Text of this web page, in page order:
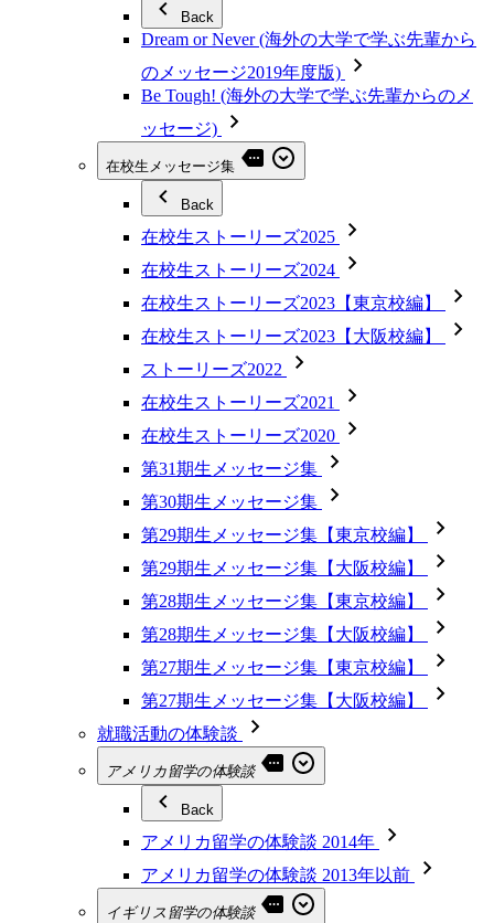
Back
Dream or Never (海外の大学で学ぶ先輩から
のメッセージ2019年度版)
Be Tough! (海外の大学で学ぶ先輩からのメ
ッセージ)
在校生メッセージ集
Back
在校生ストーリーズ2025
在校生ストーリーズ2024
在校生ストーリーズ2023【東京校編】
在校生ストーリーズ2023【大阪校編】
ストーリーズ2022
在校生ストーリーズ2021
在校生ストーリーズ2020
第31期生メッセージ集
第30期生メッセージ集
第29期生メッセージ集【東京校編】
第29期生メッセージ集【大阪校編】
第28期生メッセージ集【東京校編】
第28期生メッセージ集【大阪校編】
第27期生メッセージ集【東京校編】
第27期生メッセージ集【大阪校編】
就職活動の体験談
アメリカ留学の体験談
Back
アメリカ留学の体験談 2014年
アメリカ留学の体験談 2013年以前
イギリス留学の体験談